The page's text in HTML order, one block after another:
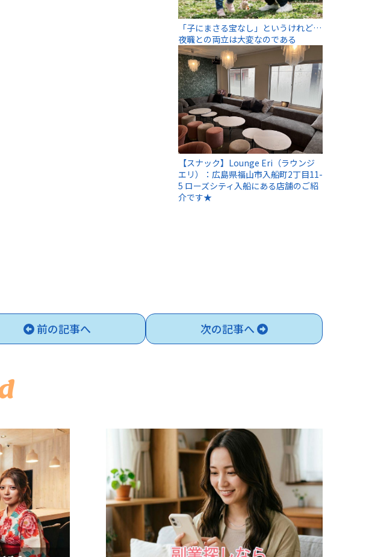
「子にまさる宝なし」というけれど…
夜職との両立は大変なのである
【スナック】Lounge Eri（ラウンジ
エリ）：広島県福山市入船町2丁目11-
5 ローズシティ入船にある店舗のご紹
介です★
前の記事へ 次の記事へ